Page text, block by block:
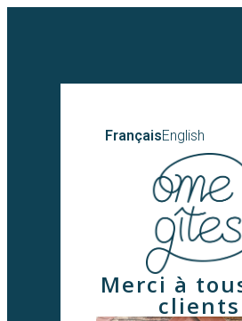
FrançaisEnglish
Merci à
clients